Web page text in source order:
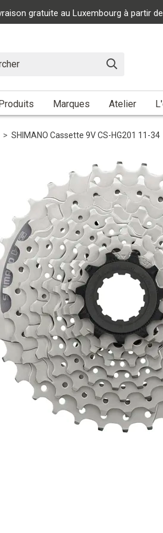
gratuite au Luxembourg à partir
Marques Atelier
> SHIMANO Cassette 9V CS-HG201 11-34